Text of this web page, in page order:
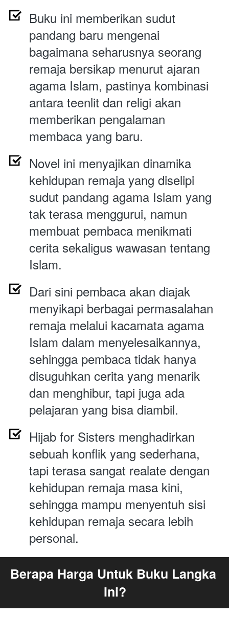
Buku ini memberikan sudut
pandang baru mengenai
bagaimana seharusnya seorang
remaja bersikap menurut ajaran
agama Islam, pastinya kombinasi
antara teenlit dan religi akan
memberikan pengalaman
membaca yang baru.
Novel ini menyajikan dinamika
kehidupan remaja yang diselipi
sudut pandang agama Islam yang
tak terasa menggurui, namun
membuat pembaca menikmati
cerita sekaligus wawasan tentang
Islam.
Dari sini pembaca akan diajak
menyikapi berbagai permasalahan
remaja melalui kacamata agama
Islam dalam menyelesaikannya,
sehingga pembaca tidak hanya
disuguhkan cerita yang menarik
dan menghibur, tapi juga ada
pelajaran yang bisa diambil.
Hijab for Sisters menghadirkan
sebuah konflik yang sederhana,
tapi terasa sangat realate dengan
kehidupan remaja masa kini,
sehingga mampu menyentuh sisi
kehidupan remaja secara lebih
personal.
Berapa Harga Untuk Buku Langka
Ini?